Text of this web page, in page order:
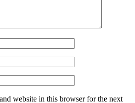
website in this browser for the next